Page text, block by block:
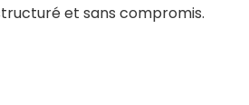
et sans compromis.